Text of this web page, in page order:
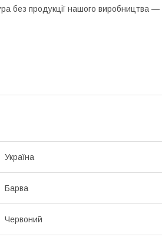
без продукції нашого виробництва —
Україна
Барва
Червоний